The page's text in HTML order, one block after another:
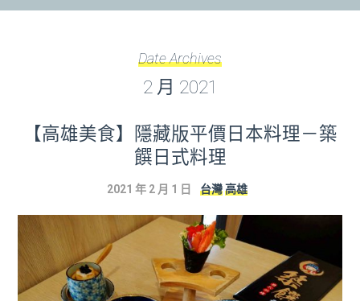
Date Archives
2 月 2021
【高雄美食】隱藏版平價日本料理－築
饌日式料理
2021 年 2 月 1 日 台灣 高雄